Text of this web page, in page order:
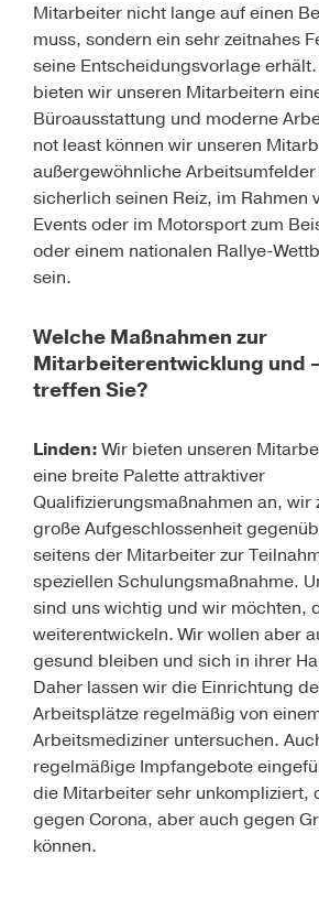
Mitarbeiter nicht lange auf einen
muss, sondern ein sehr zeitnahes
seine Entscheidungsvorlage
bieten wir unseren Mitarbeitern
Büroausstattung und moderne
not least können wir unseren
außergewöhnliche
sicherlich seinen Reiz, im Rahmen
Events oder im Motorsport zum
oder einem nationalen Rallye-
sein.
Welche Maßnahmen zur
Mitarbeiterentwicklung und
treffen Sie?
Linden:Wir bieten unseren
eine breite Palette attraktiver
Qualifizierungsmaßnahmen an, wir
große Aufgeschlossenheit
seitens der Mitarbeiter zur
speziellen Schulungsmaßnahme.
sind uns wichtig und wir möchten,
weiterentwickeln. Wir wollen aber
gesund bleiben und sich in ihrer
Daher lassen wir die Einrichtung
Arbeitsplätze regelmäßig von
Arbeitsmediziner untersuchen.
regelmäßige Impfangebote
die Mitarbeiter sehr unkompliziert,
gegen Corona, aber auch gegen
können.